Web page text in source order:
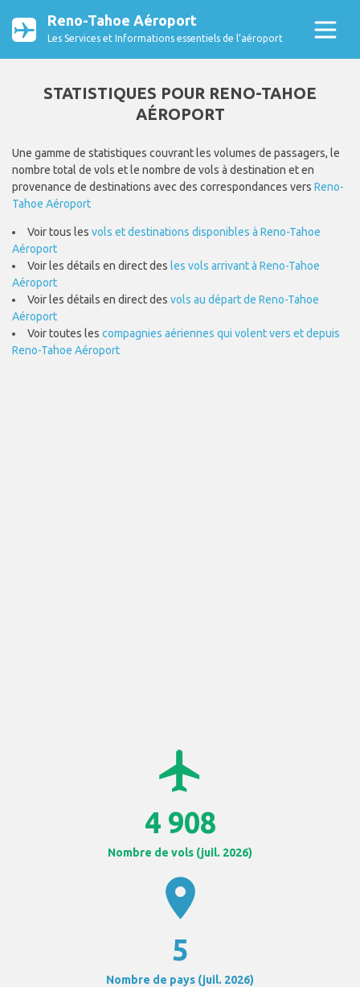
Reno-Tahoe Aéroport
Les Services et Informations essentiels de l’aéroport
STATISTIQUES POUR RENO-TAHOE
AÉROPORT
Une gamme de statistiques couvrant les volumes de passagers, le
nombre total de vols et le nombre de vols à destination et en
provenance de destinations avec des correspondances vers Reno-
Tahoe Aéroport
Voir tous les vols et destinations disponibles à Reno-Tahoe
Aéroport
Voir les détails en direct des les vols arrivant à Reno-Tahoe
Aéroport
Voir les détails en direct des vols au départ de Reno-Tahoe
Aéroport
Voir toutes les compagnies aériennes qui volent vers et depuis
Reno-Tahoe Aéroport
airplanemode_active
4 908
Nombre de vols (juil. 2026)
location_on
5
Nombre de pays (juil. 2026)